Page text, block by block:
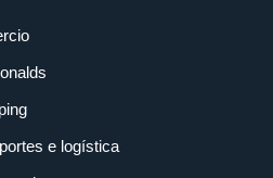
e logística